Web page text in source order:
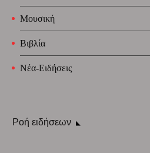
Μουσική
Βιβλία
Νέα-Ειδήσεις
Ροή ειδήσεων